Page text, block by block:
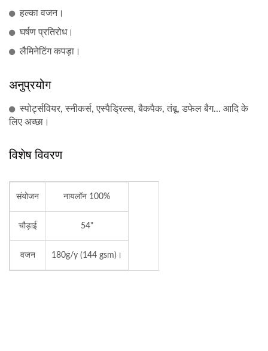
हल्का वजन।
घर्षण प्रतिरोध।
लैमिनेटिंग कपड़ा।
अनुप्रयोग
स्पोर्ट्सवियर, स्नीकर्स, एस्पैड्रिल्स, बैकपैक, तंबू, डफेल बैग... आदि के
लिए अच्छा।
विशेष विवरण
संयोजन नायलॉन 100%
चौड़ाई 54"
वजन 180g/y (144 gsm)।